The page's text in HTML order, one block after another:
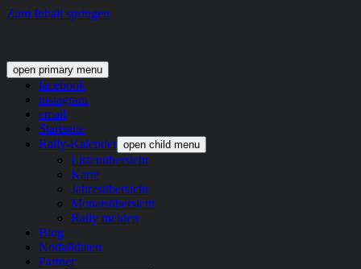
Zum Inhalt springen
open primary menu
facebook
instagram
email
Startseite
Rally-Kalender open child menu
Listenübersicht
Karte
Jahresübersicht
Monatsübersicht
Rally melden
Blog
Notfalldaten
Partner